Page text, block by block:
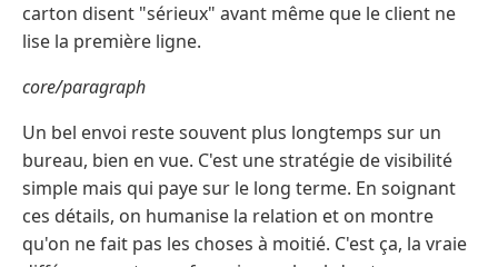
carton disent "sérieux" avant même que le client ne
lise la première ligne.
core/paragraph
Un bel envoi reste souvent plus longtemps sur un
bureau, bien en vue. C'est une stratégie de visibilité
simple mais qui paye sur le long terme. En soignant
ces détails, on humanise la relation et on montre
qu'on ne fait pas les choses à moitié. C'est ça, la vraie